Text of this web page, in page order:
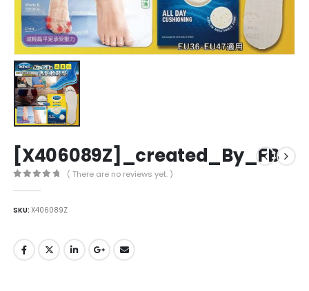
[X406089Z]_created_By_FB
( There are no reviews yet. )
SKU:X406089Z